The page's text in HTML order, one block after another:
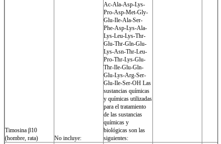
Timosina β10
(hombre, rata)
No incluye:
Ac-Ala-Asp-Lys-
Pro-Asp-Met-Gly-
Glu-Ile-Ala-Ser-
Phe-Asp-Lys-Ala-
Lys-Leu-Lys-Thr-
Glu-Thr-Gln-Glu-
Lys-Asn-Thr-Leu-
Pro-Thr-Lys-Glu-
Thr-Ile-Glu-Gln-
Glu-Lys-Arg-Ser-
Glu-Ile-Ser-OH Las
sustancias químicas
y químicas utilizadas
para el tratamiento
de las sustancias
químicas y
biológicas son las
siguientes: